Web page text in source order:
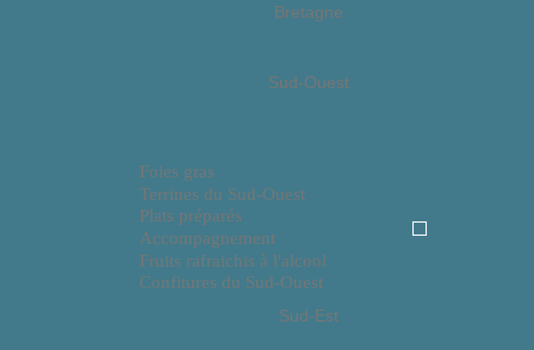
Bretagne
Sud-Ouest
Foies gras
Terrines du Sud-Ouest
Plats préparés
Accompagnement
Fruits rafraichis à l'alcool
Confitures du Sud-Ouest
Sud-Est